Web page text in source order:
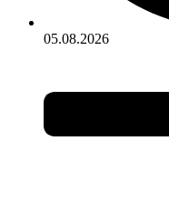
05.08.2026